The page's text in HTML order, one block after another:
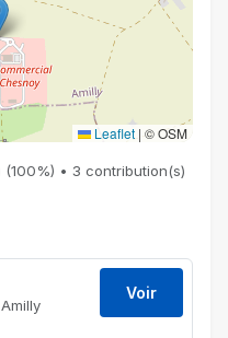
Leaflet | © OSM
• 3 contribution(s)
Voir